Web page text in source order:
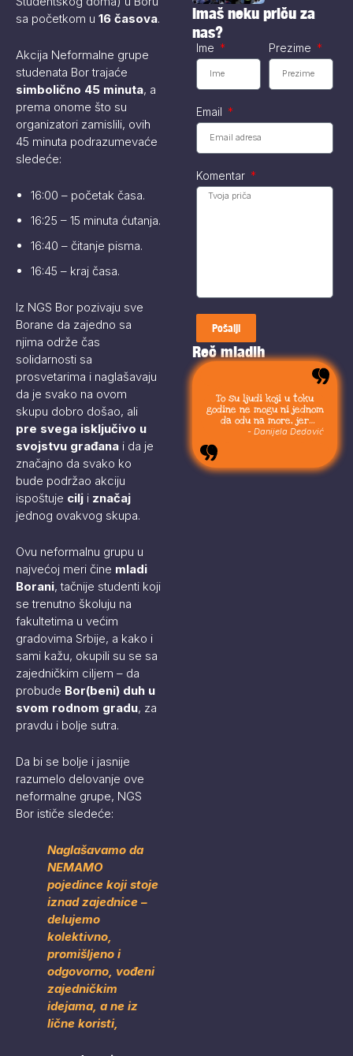
sa početkom u 16 časova.
Akcija Neformalne grupe
studenata Bor trajaće
simbolično 45 minuta, a
prema onome što su
organizatori zamislili, ovih
45 minuta podrazumevaće
sledeće:
16:00 – početak časa.
16:25 – 15 minuta ćutanja.
16:40 – čitanje pisma.
16:45 – kraj časa.
Iz NGS Bor pozivaju sve
Borane da zajedno sa
njima održe čas
solidarnosti sa
prosvetarima i naglašavaju
da je svako na ovom
skupu dobro došao, ali
pre svega isključivo u
svojstvu građana i da je
značajno da svako ko
bude podržao akciju
ispoštuje cilj i značaj
jednog ovakvog skupa.
Ovu neformalnu grupu u
najvećoj meri čine mladi
Borani, tačnije studenti koji
se trenutno školuju na
fakultetima u većim
gradovima Srbije, a kako i
sami kažu, okupili su se sa
zajedničkim ciljem – da
probude Bor(beni) duh u
svom rodnom gradu, za
pravdu i bolje sutra.
Da bi se bolje i jasnije
razumelo delovanje ove
neformalne grupe, NGS
Bor ističe sledeće:
Naglašavamo da
NEMAMO
pojedince koji stoje
iznad zajednice –
delujemo
kolektivno,
promišljeno i
odgovorno, vođeni
zajedničkim
idejama, a ne iz
lične koristi,
Imaš neku priču za
nas?
Ime Prezime
Email
Komentar
Pošalji
Reč mladih
To su ljudi koji u toku
godine ne mogu ni jednom
da odu na more, jer
moraju da budu uvek sa
- Danijela Dedović